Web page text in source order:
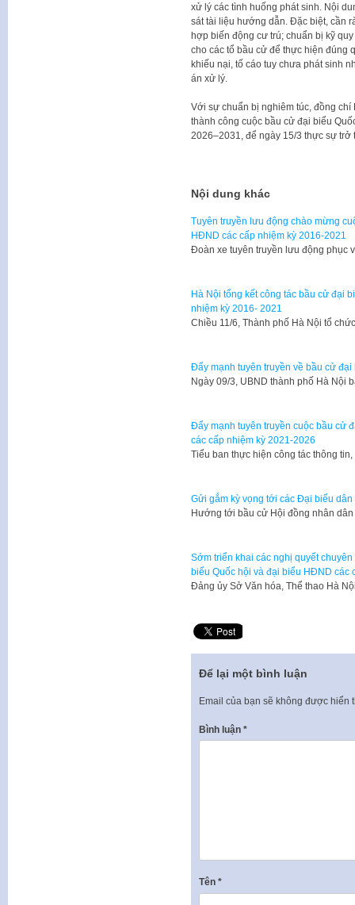
xử lý các tình huống phát sinh. Nội
sát tài liệu hướng dẫn. Đặc biệt, cần
hợp biến động cư trú; chuẩn bị kỹ
cho các tổ bầu cử để thực hiện đúng
khiếu nại, tố cáo tuy chưa phát sinh
án xử lý.
Với sự chuẩn bị nghiêm túc, đồng
thành công cuộc bầu cử đại biểu
2026–2031, để ngày 15/3 thực sự
Nội dung khác
Tuyên truyền lưu động chào mừng
HĐND các cấp nhiệm kỳ 2016-2021
Đoàn xe tuyên truyền lưu động phục
Hà Nội tổng kết công tác bầu cử đại
nhiệm kỳ 2016- 2021
Chiều 11/6, Thành phố Hà Nội tổ
Đẩy mạnh tuyên truyền về bầu cử
Ngày 09/3, UBND thành phố Hà Nội
Đẩy mạnh tuyên truyền cuộc bầu cử
các cấp nhiệm kỳ 2021-2026
Tiểu ban thực hiện công tác thông
Gửi gắm kỳ vọng tới các Đại biểu dân
Hướng tới bầu cử Hội đồng nhân
Sớm triển khai các nghị quyết
biểu Quốc hội và đại biểu HĐND các
Đảng ủy Sở Văn hóa, Thể thao Hà
Để lại một bình luận
Email của bạn sẽ không được hiển
Bình luận *
Tên *